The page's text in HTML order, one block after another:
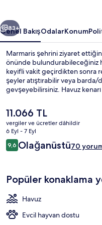
Sonraki
83+
Genel BakışOdalarKonum
Marmaris şehrini ziyaret
önünde bulundurabileceğiniz
keyifli vakit geçirdikten sonra
şeyler atıştırabilir veya
gevşeyebilirsiniz. Havuz
Şu
anki
fiyat
11.066 TL
11.066 TL
vergiler ve ücretler dâhildir
6 Eyl - 7 Eyl
Yorumlar
9,69,6/10
Olağanüstü70
Popüler konaklama
Havuz
Evcil hayvan dostu